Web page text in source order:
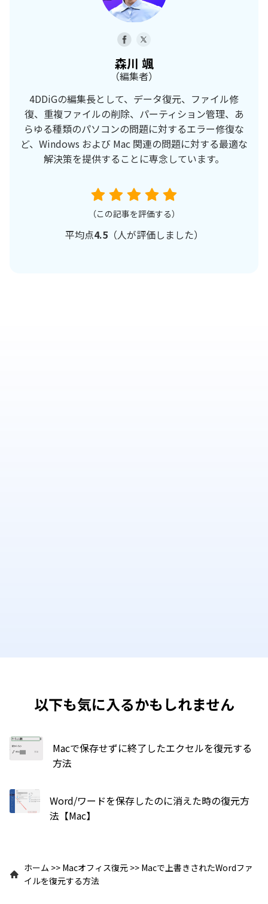
森川 颯
（編集者）
4DDiGの編集長として、データ復元、ファイル修
復、重複ファイルの削除、パーティション管理、あ
らゆる種類のパソコンの問題に対するエラー修復な
ど、Windows および Mac 関連の問題に対する最適な
解決策を提供することに専念しています。
（この記事を評価する）
平均点4.5（人が評価しました）
以下も気に入るかもしれません
Macで保存せずに終了したエクセルを復元する
方法
Word/ワードを保存したのに消えた時の復元方
法【Mac】
ホーム >> Macオフィス復元 >> Macで上書きされたWordファ
イルを復元する方法